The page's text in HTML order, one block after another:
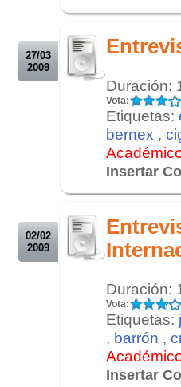
27/03
2009
Duración:
Vota:
Etiquetas:
bernex ,
Insertar
02/02
2009
Duración:
Vota:
Etiquetas:
, barrón ,
Insertar